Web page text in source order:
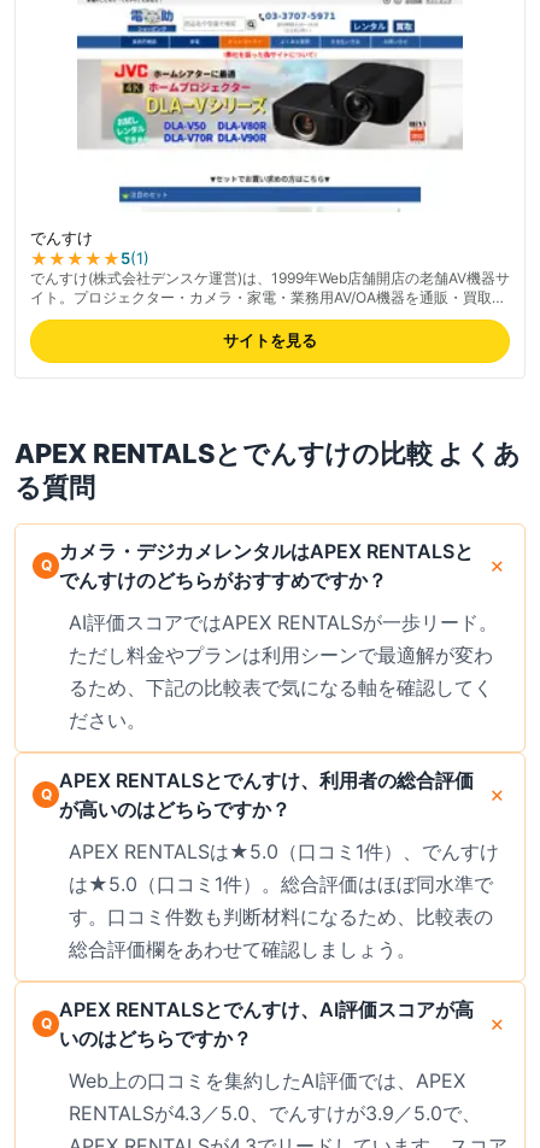
でんすけ
★★★★★5(1)
でんすけ(株式会社デンスケ運営)は、1999年Web店舗開店の老舗AV機器サ
イト。プロジェクター・カメラ・家電・業務用AV/OA機器を通販・買取・
レンタルでワンストップ提供。メーカー直取引による豊富な品揃えと安心
価格、会員登録不要で気軽にショッピングできる手軽さが特徴。メール・
電話対応の良さが評価される一方、繁忙期の欠品連絡が遅れた事例の指摘
もあり。最新の料金は公式サイトでご確認ください。
サイトを見る
APEX RENTALSとでんすけの比較 よくあ
る質問
カメラ・デジカメレンタルはAPEX RENTALSと
でんすけのどちらがおすすめですか？
AI評価スコアではAPEX RENTALSが一歩リード。
ただし料金やプランは利用シーンで最適解が変わ
るため、下記の比較表で気になる軸を確認してく
ださい。
APEX RENTALSとでんすけ、利用者の総合評価
が高いのはどちらですか？
APEX RENTALSは★5.0（口コミ1件）、でんすけ
は★5.0（口コミ1件）。総合評価はほぼ同水準で
す。口コミ件数も判断材料になるため、比較表の
総合評価欄をあわせて確認しましょう。
APEX RENTALSとでんすけ、AI評価スコアが高
いのはどちらですか？
Web上の口コミを集約したAI評価では、APEX
RENTALSが4.3／5.0、でんすけが3.9／5.0で、